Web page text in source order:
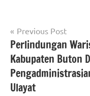
Tagged
with
#beritakotaserang,
#beritaNasional
#BP2JKBanten,
#smsikotaserang
#berita
nasional
#beritabanten
#beritakotaserang
Navigasi
pos
Previous Post
Perlindungan
Kabupaten Buton
Ulayat